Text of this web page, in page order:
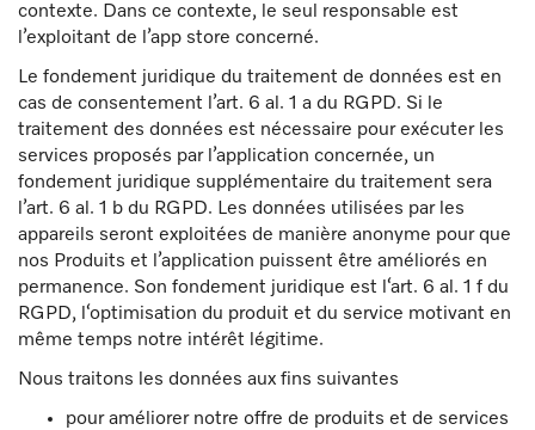
contexte. Dans ce contexte, le seul responsable est
l’exploitant de l’app store concerné.
Le fondement juridique du traitement de données est en
cas de consentement l’art. 6 al. 1 a du RGPD. Si le
traitement des données est nécessaire pour exécuter les
services proposés par l’application concernée, un
fondement juridique supplémentaire du traitement sera
l’art. 6 al. 1 b du RGPD. Les données utilisées par les
appareils seront exploitées de manière anonyme pour que
nos Produits et l’application puissent être améliorés en
permanence. Son fondement juridique est l‘art. 6 al. 1 f du
RGPD, l‘optimisation du produit et du service motivant en
même temps notre intérêt légitime.
Nous traitons les données aux fins suivantes
pour améliorer notre offre de produits et de services